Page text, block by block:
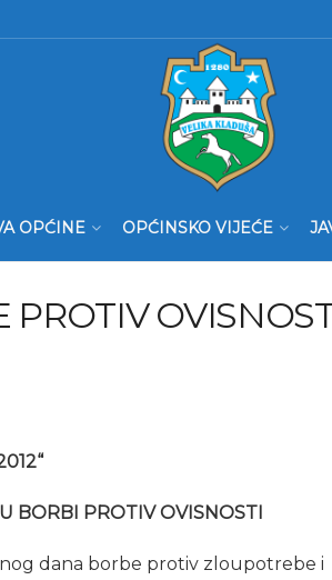
OPĆINE OPĆINSKO VIJEĆE
BORBI PROTIV OVISNOSTI
dana borbe protiv zloupotrebe i